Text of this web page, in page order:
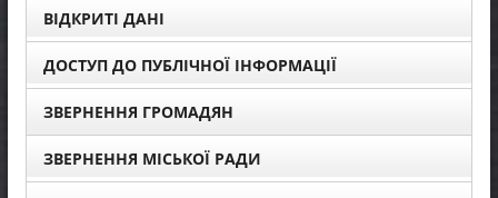
ВІДКРИТІ ДАНІ
ДОСТУП ДО ПУБЛІЧНОЇ ІНФОРМАЦІЇ
ЗВЕРНЕННЯ ГРОМАДЯН
ЗВЕРНЕННЯ МІСЬКОЇ РАДИ